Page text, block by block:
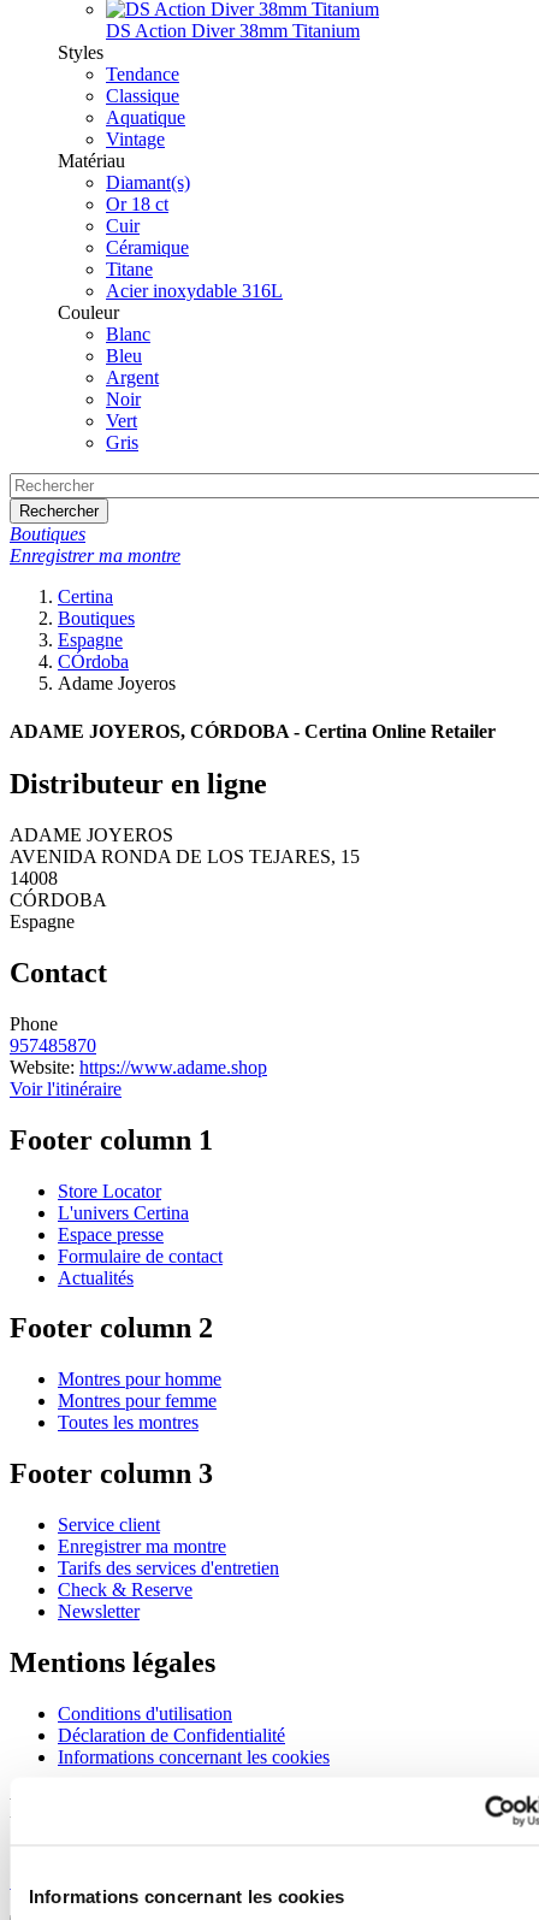
Informations concernant les cookies
DS Action Diver 38mm Titanium
Styles
Tendance
Classique
Aquatique
Vintage
Matériau
Diamant(s)
Or 18 ct
Cuir
Céramique
Titane
Acier inoxydable 316L
Couleur
Blanc
Bleu
Argent
Noir
Vert
Gris
Rechercher
Boutiques
Enregistrer ma montre
Certina
Boutiques
Espagne
CÓrdoba
Adame Joyeros
ADAME JOYEROS, CÓRDOBA - Certina Online Retailer
Distributeur en ligne
ADAME JOYEROS
AVENIDA RONDA DE LOS TEJARES, 15
14008
CÓRDOBA
Espagne
Contact
Phone
957485870
Website: https://www.adame.shop
Voir l'itinéraire
Footer column 1
Store Locator
L'univers Certina
Espace presse
Formulaire de contact
Actualités
Footer column 2
Montres pour homme
Montres pour femme
Toutes les montres
Footer column 3
Service client
Enregistrer ma montre
Tarifs des services d'entretien
Check & Reserve
Newsletter
Mentions légales
Conditions d'utilisation
Déclaration de Confidentialité
Informations concernant les cookies
Rejoignez le club CERTINA
Sélectionner un pays/une région